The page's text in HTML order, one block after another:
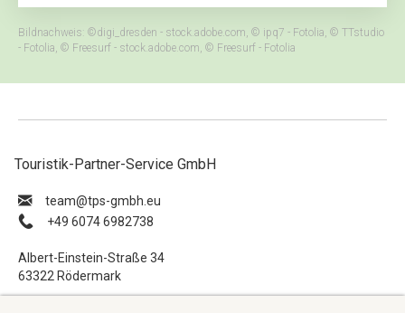
Bildnachweis: ©digi_dresden - stock.adobe.com, © ipq7 - Fotolia, © TTstudio
- Fotolia, © Freesurf - stock.adobe.com, © Freesurf - Fotolia
Touristik-Partner-Service GmbH
ue.hbmg-spt@maet
+49 6074 6982738
Albert-Einstein-Straße 34
63322 Rödermark